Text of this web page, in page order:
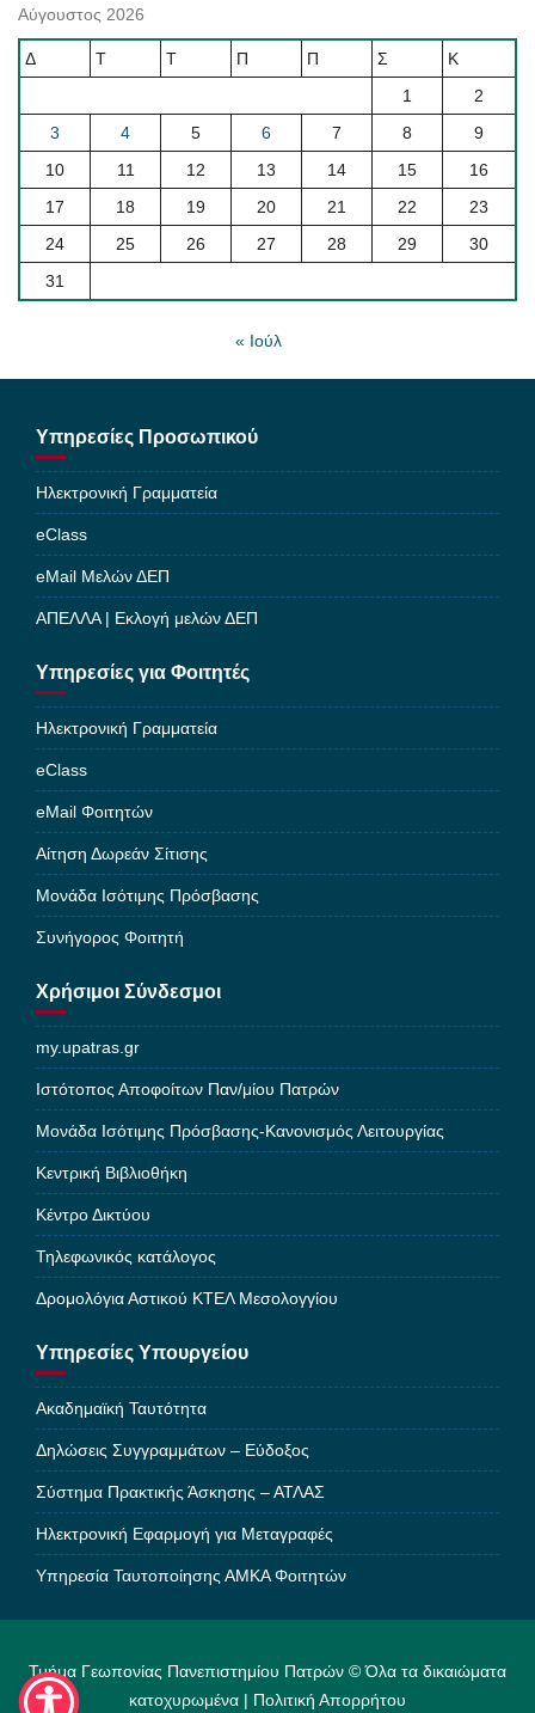
Αύγουστος 2026
Δ Τ Τ Π Π Σ
Κ
1
2
3
4 5 6 7 8
9
10
11 12 13 14 15
16
17
18 19 20 21 22
23
24
25 26 27 28 29
30
31
« Ιούλ
Υπηρεσίες Προσωπικού
Ηλεκτρονική Γραμματεία
eClass
eMail Μελών ΔΕΠ
ΑΠΕΛΛΑ | Εκλογή μελών ΔΕΠ
Υπηρεσίες για Φοιτητές
Ηλεκτρονική Γραμματεία
eClass
eMail Φοιτητών
Αίτηση Δωρεάν Σίτισης
Μονάδα Ισότιμης Πρόσβασης
Συνήγορος Φοιτητή
Χρήσιμοι Σύνδεσμοι
my.upatras.gr
Ιστότοπος Αποφοίτων Παν/μίου Πατρών
Μονάδα Ισότιμης Πρόσβασης-Κανονισμός Λειτουργίας
Κεντρική Βιβλιοθήκη
Κέντρο Δικτύου
Τηλεφωνικός κατάλογος
Δρομολόγια Αστικού ΚΤΕΛ Μεσολογγίου
Υπηρεσίες Υπουργείου
Ακαδημαϊκή Ταυτότητα
Δηλώσεις Συγγραμμάτων – Εύδοξος
Σύστημα Πρακτικής Άσκησης – ΑΤΛΑΣ
Ηλεκτρονική Εφαρμογή για Μεταγραφές
Υπηρεσία Ταυτοποίησης ΑΜΚΑ Φοιτητών
Τμήμα Γεωπονίας Πανεπιστημίου Πατρών © Όλα τα δικαιώματα
κατοχυρωμένα | Πολιτική Απορρήτου